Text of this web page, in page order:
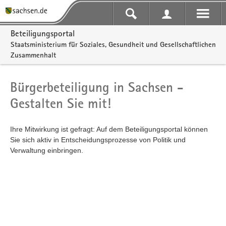
Portalnavigation
Beteiligungsportal
Staatsministerium für Soziales, Gesundheit und Gesellschaftlichen
Zusammenhalt
Bürgerbeteiligung in Sachsen -
Gestalten Sie mit!
Ihre Mitwirkung ist gefragt: Auf dem Beteiligungsportal können
Sie sich aktiv in Entscheidungsprozesse von Politik und
Verwaltung einbringen.